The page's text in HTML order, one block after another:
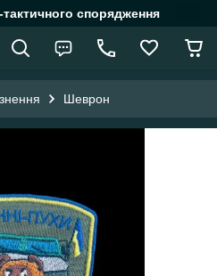
спорядження
Шеврон